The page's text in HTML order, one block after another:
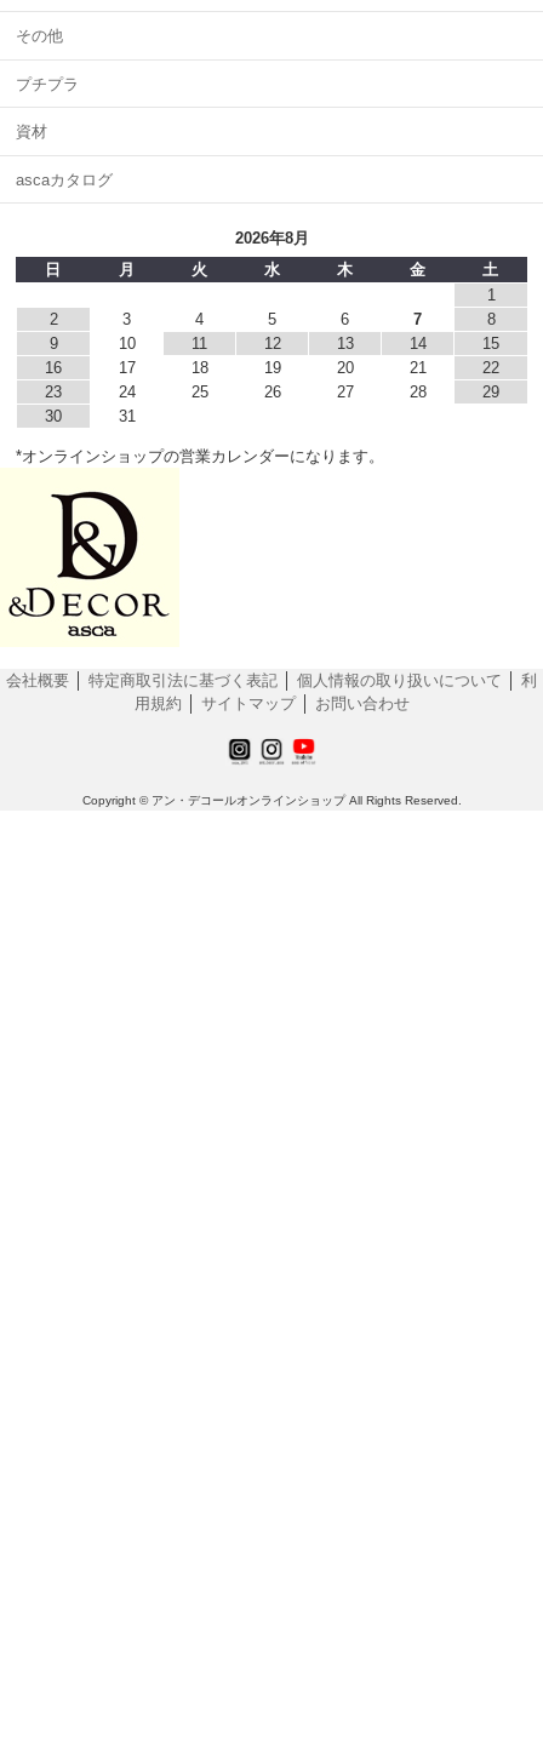
その他
プチプラ
資材
ascaカタログ
2026年8月
日
月 火 水 木 金
土
1
2
3 4 5 6 7
8
9
10 11 12 13 14
15
16
17 18 19 20 21
22
23
24 25 26 27 28
29
30
31
*オンラインショップの営業カレンダーになります。
会社概要 特定商取引法に基づく表記 個人情報の取り扱いについて
利
用規約
サイトマップ│ お問い合わせ
Copyright © アン・デコールオンラインショップ All Rights Reserved.